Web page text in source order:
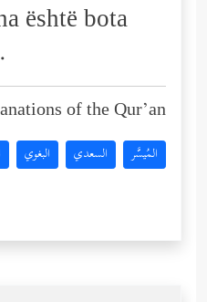
është bota
of the Qur’an:
المُيسَّر السعدي البغوي